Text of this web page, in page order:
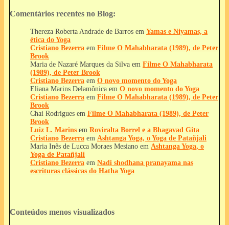
Comentários recentes no Blog:
Thereza Roberta Andrade de Barros em Yamas e Niyamas, a
ética do Yoga
Cristiano Bezerra em Filme O Mahabharata (1989), de Peter
Brook
Maria de Nazaré Marques da Silva em Filme O Mahabharata
(1989), de Peter Brook
Cristiano Bezerra em O novo momento do Yoga
Eliana Marins Delamônica em O novo momento do Yoga
Cristiano Bezerra em Filme O Mahabharata (1989), de Peter
Brook
Chai Rodrigues em Filme O Mahabharata (1989), de Peter
Brook
Luiz L. Marins em Roviralta Borrel e a Bhagavad Gita
Cristiano Bezerra em Ashtanga Yoga, o Yoga de Patañjali
Maria Inês de Lucca Moraes Mesiano em Ashtanga Yoga, o
Yoga de Patañjali
Cristiano Bezerra em Nadi shodhana pranayama nas
escrituras clássicas do Hatha Yoga
Conteúdos menos visualizados